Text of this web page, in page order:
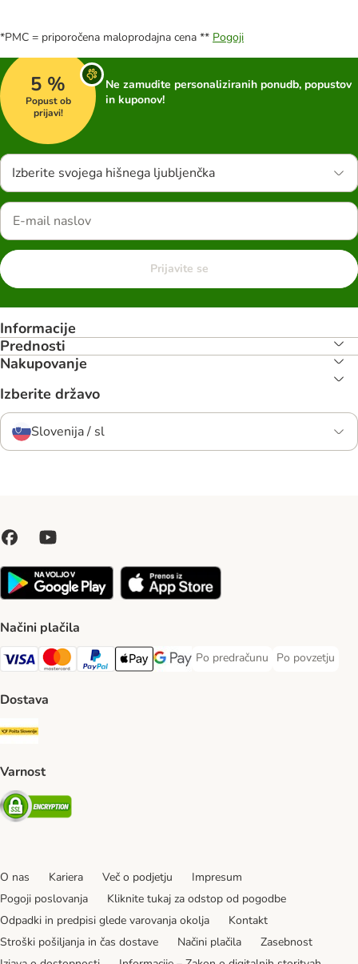
*PMC = priporočena maloprodajna cena ** Pogoji
5 %
Popust ob
prijavi!
Ne zamudite personaliziranih ponudb, popustov
in kuponov!
Izberite svojega hišnega ljubljenčka
Prijavite se
Informacije
Prednosti
Nakupovanje
Izberite državo
Slovenija / sl
Načini plačila
Visa Payment Method
MasterCard Payment Method
PayPal Payment Method
Apple Pay Payment Method
Google pay Payment Method
Po predračunu
Po predračunu Payment Method
Po povzetju
Po povzetju
Dostava
Pošta Slovenije Shipping Method
Varnost
Security
O nas Kariera Več o podjetju
Impresum
Pogoji poslovanja
Kliknite tukaj za odstop od pogodbe
Odpadki in predpisi glede varovanja okolja
Kontakt
Stroški pošiljanja in čas dostave
Načini plačila
Zasebnost